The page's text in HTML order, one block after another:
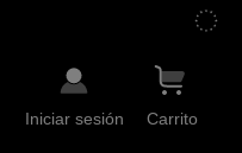
Iniciar sesión Carrito